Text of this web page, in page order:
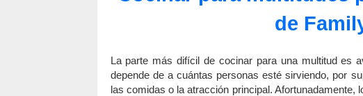
de
La parte más difícil de cocinar para una multitud es
depende de a cuántas personas esté sirviendo, por
las comidas o la atracción principal.